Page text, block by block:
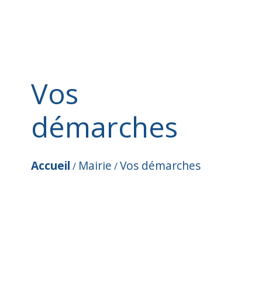
Vos
démarches
Accueil / Mairie /Vos démarches